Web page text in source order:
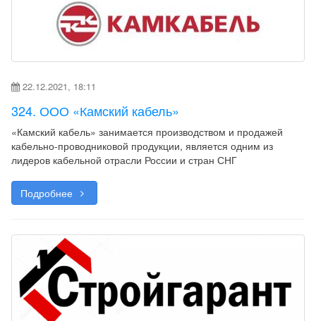
22.12.2021, 18:11
324. ООО «Камский кабель»
«Камский кабель» занимается производством и продажей
кабельно-проводниковой продукции, является одним из
лидеров кабельной отрасли России и стран СНГ
Подробнее